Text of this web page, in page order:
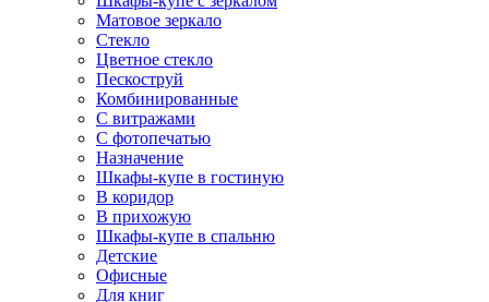
Матовое зеркало
Стекло
Цветное стекло
Пескоструй
Комбинированные
С витражами
С фотопечатью
Назначение
Шкафы-купе в гостиную
В коридор
В прихожую
Шкафы-купе в спальню
Детские
Офисные
Для книг